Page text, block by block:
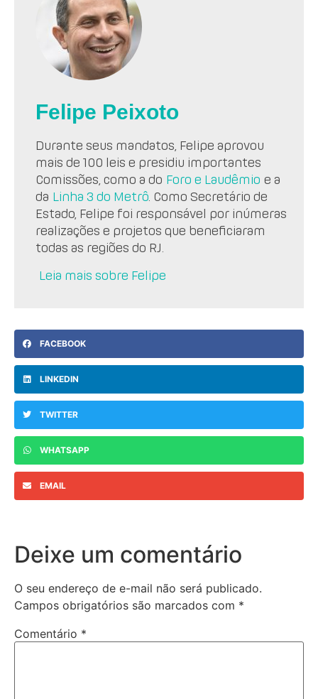
Felipe Peixoto
Durante seus mandatos, Felipe aprovou
mais de 100 leis e presidiu importantes
Comissões, como a do Foro e Laudêmio e a
da Linha 3 do Metrô . Como Secretário de
Estado, Felipe foi responsável por inúmeras
realizações e projetos que beneficiaram
todas as regiões do RJ.
Leia mais sobre Felipe
FACEBOOK
LINKEDIN
TWITTER
WHATSAPP
EMAIL
Deixe um comentário
O seu endereço de e-mail não será publicado.
Campos obrigatórios são marcados com *
Comentário *